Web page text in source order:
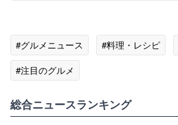
#グルメニュース #料理・レシピ
#注目のグルメ
総合ニュースランキング